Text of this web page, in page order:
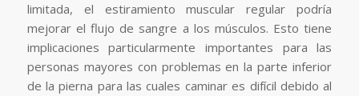
limitada, el estiramiento muscular regular podría
mejorar el flujo de sangre a los músculos. Esto tiene
implicaciones particularmente importantes para las
personas mayores con problemas en la parte inferior
de la pierna para las cuales caminar es difícil debido al